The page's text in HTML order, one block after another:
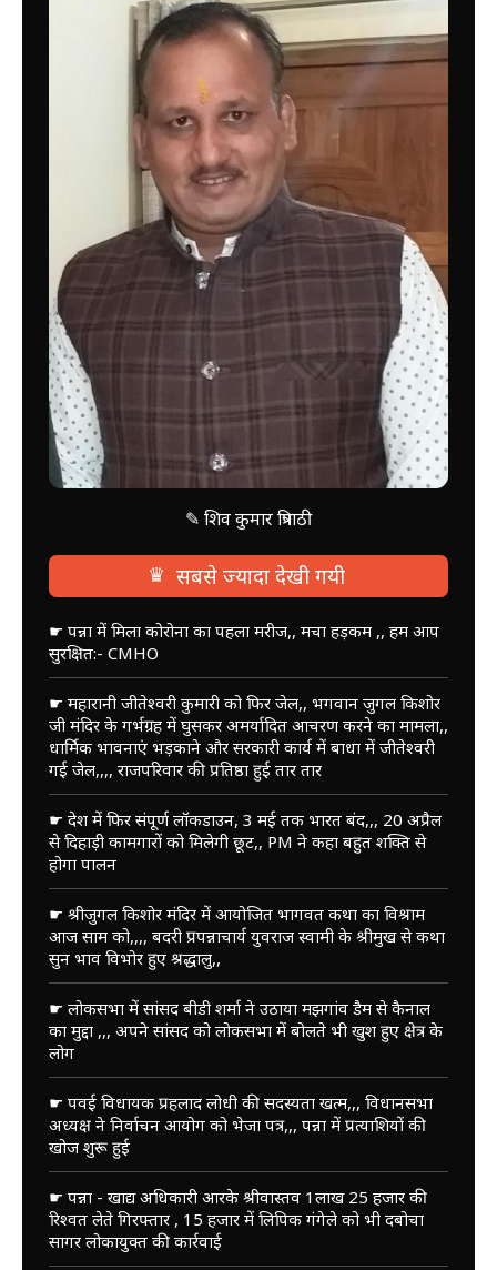
✎ शिव कुमार त्रिपाठी
♛ सबसे ज्यादा देखी गयी
☛ पन्ना में मिला कोरोना का पहला मरीज,, मचा हड़कम ,, हम आप
सुरक्षित:- CMHO
☛ महारानी जीतेश्वरी कुमारी को फिर जेल,, भगवान जुगल किशोर
जी मंदिर के गर्भग्रह में घुसकर अमर्यादित आचरण करने का मामला,,
धार्मिक भावनाएं भड़काने और सरकारी कार्य में बाधा में जीतेश्वरी
गई जेल,,,, राजपरिवार की प्रतिष्ठा हुई तार तार
☛ देश में फिर संपूर्ण लॉकडाउन, 3 मई तक भारत बंद,,, 20 अप्रैल
से दिहाड़ी कामगारों को मिलेगी छूट,, PM ने कहा बहुत शक्ति से
होगा पालन
☛ श्रीजुगल किशोर मंदिर में आयोजित भागवत कथा का विश्राम
आज साम को,,,, बदरी प्रपन्नाचार्य युवराज स्वामी के श्रीमुख से कथा
सुन भाव विभोर हुए श्रद्धालु,,
☛ लोकसभा में सांसद बीडी शर्मा ने उठाया मझगांव डैम से कैनाल
का मुद्दा ,,, अपने सांसद को लोकसभा में बोलते भी खुश हुए क्षेत्र के
लोग
☛ पवई विधायक प्रहलाद लोधी की सदस्यता खत्म,,, विधानसभा
अध्यक्ष ने निर्वाचन आयोग को भेजा पत्र,,, पन्ना में प्रत्याशियों की
खोज शुरू हुई
☛ पन्ना - खाद्य अधिकारी आरके श्रीवास्तव 1लाख 25 हजार की
रिश्वत लेते गिरफ्तार , 15 हजार में लिपिक गंगेले को भी दबोचा
सागर लोकायुक्त की कार्रवाई